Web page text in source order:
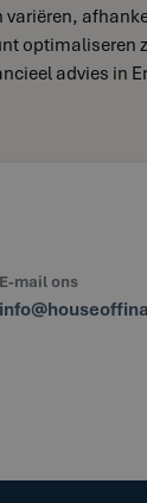
optimaliseren
advies in
E-mail ons